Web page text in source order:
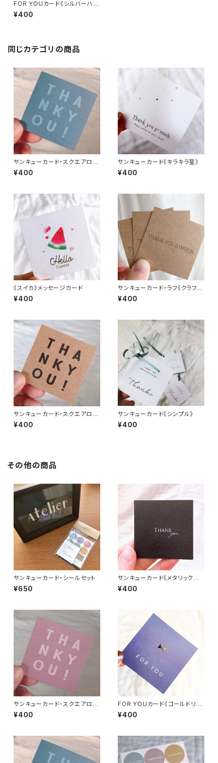
FOR YOUカード《シルバーハー
ト》
¥400
同じカテゴリの商品
サンキューカード・スクエアロゴ
《ダスティーブルー》
¥400
サンキューカード《キラキラ星》
¥400
《スイカ》メッセージカード
¥400
サンキューカード・ラフ《クラフ
ト》
¥400
サンキューカード・スクエアロゴ
《クラフト》
¥400
サンキューカード《シンプル》
¥400
その他の商品
サンキューカード・シールセット
¥650
サンキューカード《メタリックブラ
ック》
¥400
サンキューカード・スクエアロゴ
《ダスティーピンク》
¥400
FOR YOUカード《ゴールドリボ
ン》
¥400